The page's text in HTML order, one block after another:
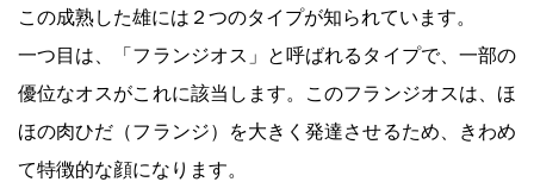
この成熟した雄には２つのタイプが知られています。
一つ目は、「フランジオス」と呼ばれるタイプで、一部の
優位なオスがこれに該当します。このフランジオスは、ほ
ほの肉ひだ（フランジ）を大きく発達させるため、きわめ
て特徴的な顔になります。